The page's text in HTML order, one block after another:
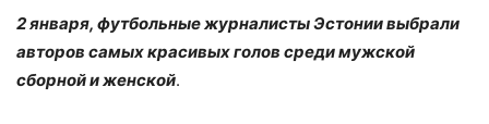
2 января, футбольные журналисты Эстонии выбрали
авторов самых красивых голов среди мужской
сборной и женской.